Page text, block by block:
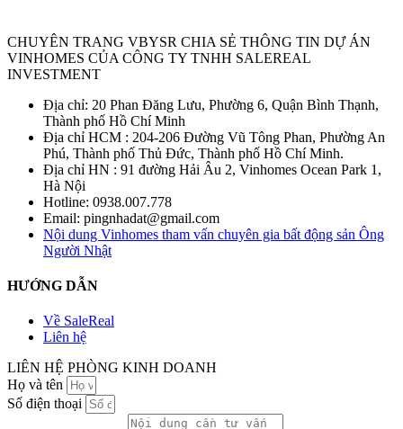
CHUYÊN TRANG VBYSR CHIA SẺ THÔNG TIN DỰ ÁN
VINHOMES CỦA CÔNG TY TNHH SALEREAL
INVESTMENT
Địa chỉ: 20 Phan Đăng Lưu, Phường 6, Quận Bình Thạnh,
Thành phố Hồ Chí Minh
Địa chỉ HCM : 204-206 Đường Vũ Tông Phan, Phường An
Phú, Thành phố Thủ Đức, Thành phố Hồ Chí Minh.
Địa chỉ HN : 91 đường Hải Âu 2, Vinhomes Ocean Park 1,
Hà Nội
Hotline: 0938.007.778
Email: pingnhadat@gmail.com
Nội dung Vinhomes tham vấn chuyên gia bất động sản Ông
Người Nhật
HƯỚNG DẪN
Về SaleReal
Liên hệ
LIÊN HỆ PHÒNG KINH DOANH
Họ và tên
Số điện thoại